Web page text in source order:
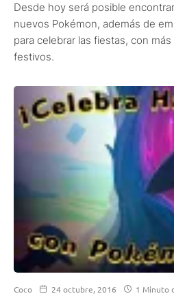
Desde hoy será posible
nuevos Pokémon, además de
para celebrar las fiestas, con
festivos.
Coco 24 octubre, 2016 1 Minuto